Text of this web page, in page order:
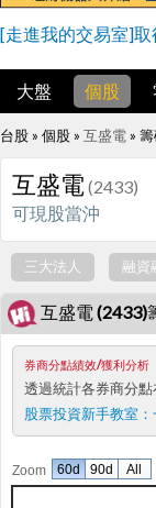
[走進我的交易室]
大盤 個股
台股 » 個股 » 互盛電 »
互盛電(2433)
可現股當沖
三大法人 融資
互盛電 (2433)
券商分點績效/獲利分析
透過統計各券商分
股票投資新手教室：
Zoom 60d 90d All